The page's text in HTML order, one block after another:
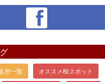
所一覧 オススメ桜スポット